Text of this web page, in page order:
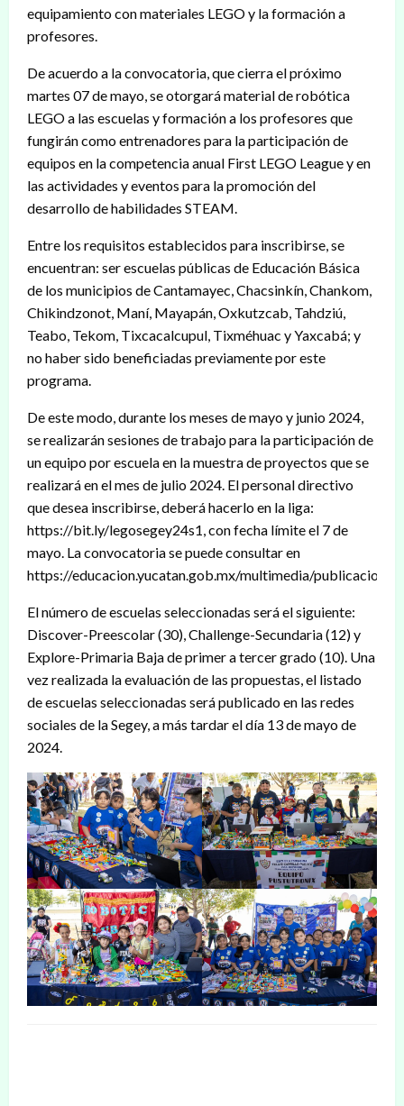
equipamiento con materiales LEGO y la formación a
profesores.
De acuerdo a la convocatoria, que cierra el próximo
martes 07 de mayo, se otorgará material de robótica
LEGO a las escuelas y formación a los profesores que
fungirán como entrenadores para la participación de
equipos en la competencia anual First LEGO League y en
las actividades y eventos para la promoción del
desarrollo de habilidades STEAM.
Entre los requisitos establecidos para inscribirse, se
encuentran: ser escuelas públicas de Educación Básica
de los municipios de Cantamayec, Chacsinkín, Chankom,
Chikindzonot, Maní, Mayapán, Oxkutzcab, Tahdziú,
Teabo, Tekom, Tixcacalcupul, Tixméhuac y Yaxcabá; y
no haber sido beneficiadas previamente por este
programa.
De este modo, durante los meses de mayo y junio 2024,
se realizarán sesiones de trabajo para la participación de
un equipo por escuela en la muestra de proyectos que se
realizará en el mes de julio 2024. El personal directivo
que desea inscribirse, deberá hacerlo en la liga:
https://bit.ly/legosegey24s1, con fecha límite el 7 de
mayo. La convocatoria se puede consultar en
https://educacion.yucatan.gob.mx/multimedia/
El número de escuelas seleccionadas será el siguiente:
Discover-Preescolar (30), Challenge-Secundaria (12) y
Explore-Primaria Baja de primer a tercer grado (10). Una
vez realizada la evaluación de las propuestas, el listado
de escuelas seleccionadas será publicado en las redes
sociales de la Segey, a más tardar el día 13 de mayo de
2024.